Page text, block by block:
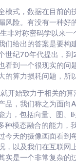
模式，数据在目前
风险。有没有一种
非对称密码学以来
们给出的答案是要
世纪70年代提出，
看到一个很现实的
的算力损耗问题，所
开始致力于相关的
品，我们称之为面向
力，包括向量、图、
种模态融合的能力，
今天的摄像画面看
，以及我们在互联
实是一个非常复杂的